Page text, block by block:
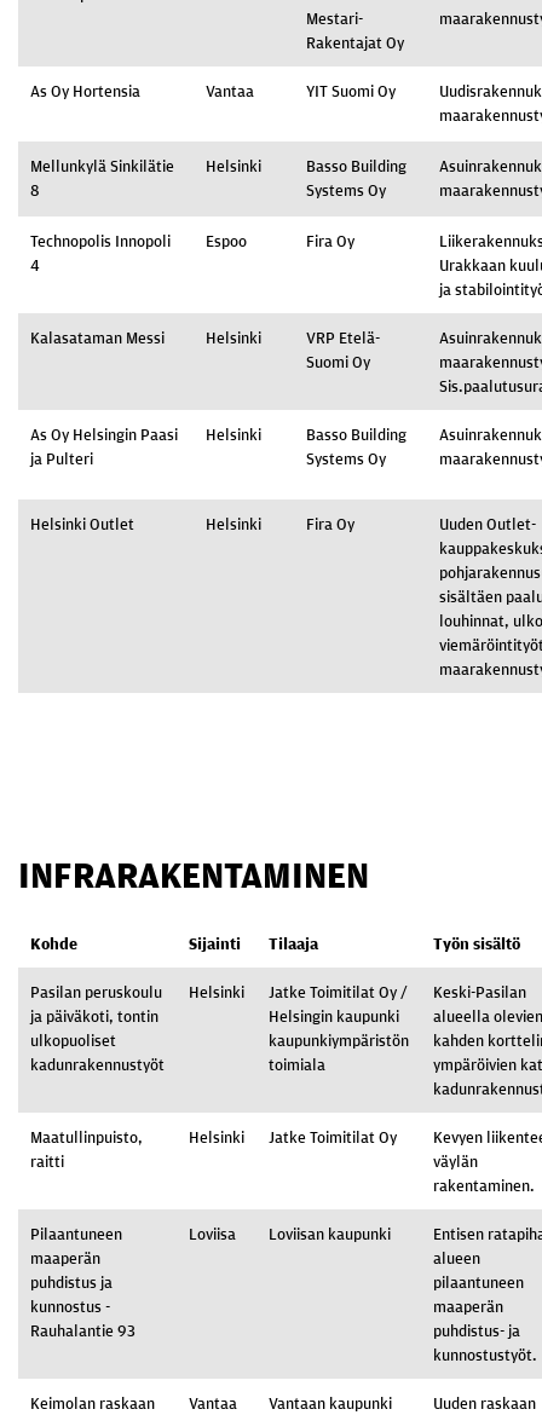
Mestari-
Rakentajat Oy
As Oy Hortensia Vantaa YIT Suomi Oy
Mellunkylä Sinkilätie
8
Helsinki
Basso Building
Systems Oy
Technopolis Innopoli
4
Espoo Fira Oy
Urakkaan
ja
Kalasataman Messi Helsinki
VRP Etelä-
Suomi Oy
As Oy Helsingin Paasi
ja Pulteri
Helsinki
Basso Building
Systems Oy
Helsinki Outlet Helsinki Fira Oy
Uuden Outlet-
sisältäen
louhinnat,
INFRARAKENTAMINEN
Kohde Sijainti Tilaaja Työn sisältö
Pasilan peruskoulu
ja päiväkoti, tontin
ulkopuoliset
kadunrakennustyöt
Helsinki
Jatke Toimitilat Oy /
Helsingin kaupunki
kaupunkiympäristön
toimiala
Keski-Pasilan
alueella olevien
kahden
ympäröivien
Maatullinpuisto,
raitti
Helsinki Jatke Toimitilat Oy
Kevyen
väylän
rakentaminen.
Pilaantuneen
maaperän
puhdistus ja
kunnostus -
Rauhalantie 93
Loviisa Loviisan kaupunki
Entisen
alueen
pilaantuneen
maaperän
puhdistus- ja
kunnostustyöt.
Keimolan raskaan
Vantaa Vantaan kaupunki
Uuden raskaan